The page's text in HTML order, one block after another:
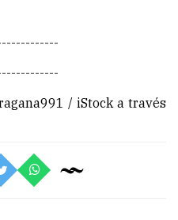
/ iStock a través